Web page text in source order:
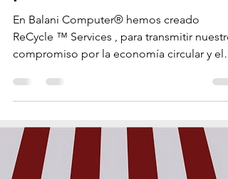
particulares
En Balani Computer® hemos creado
ReCycle ™ Services , para transmitir nuestro
compromiso por la economía circular y el